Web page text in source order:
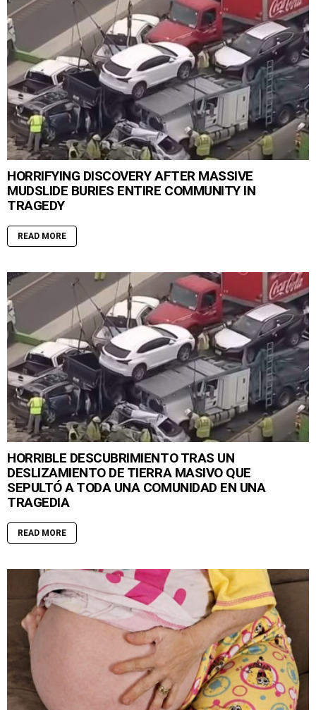
HORRIFYING DISCOVERY AFTER MASSIVE
MUDSLIDE BURIES ENTIRE COMMUNITY IN
TRAGEDY
READ MORE
HORRIBLE DESCUBRIMIENTO TRAS UN
DESLIZAMIENTO DE TIERRA MASIVO QUE
SEPULTÓ A TODA UNA COMUNIDAD EN UNA
TRAGEDIA
READ MORE